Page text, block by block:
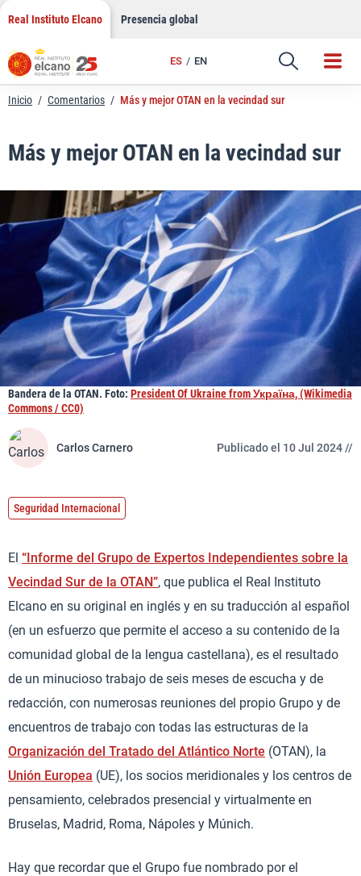
Saltar
contenido
Real Instituto Elcano Presencia global
ES EN
Enlace
Inicio / Comentarios / Más y mejor OTAN en la vecindad sur
Más y mejor OTAN en la vecindad sur
Bandera de la OTAN. Foto: President Of Ukraine from Україна, (Wikimedia
Commons / CC0)
Carlos Carnero Publicado el 10 Jul 2024 //
Seguridad Internacional
El “Informe del Grupo de Expertos Independientes sobre la
Vecindad Sur de la OTAN”, que publica el Real Instituto
Elcano en su original en inglés y en su traducción al español
(en un esfuerzo que permite el acceso a su contenido de la
comunidad global de la lengua castellana), es el resultado
de un minucioso trabajo de seis meses de escucha y de
redacción, con numerosas reuniones del propio Grupo y de
encuentros de trabajo con todas las estructuras de la
Organización del Tratado del Atlántico Norte (OTAN), la
Unión Europea (UE), los socios meridionales y los centros de
pensamiento, celebrados presencial y virtualmente en
Bruselas, Madrid, Roma, Nápoles y Múnich.
Hay que recordar que el Grupo fue nombrado por el